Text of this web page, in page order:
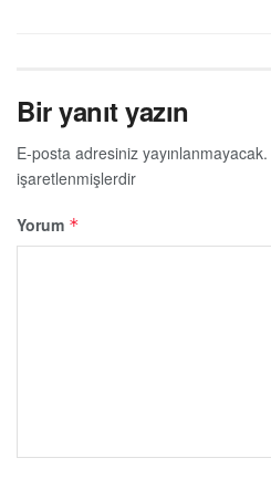
Bir yanıt yazın
E-posta adresiniz yayınlanmayacak.
işaretlenmişlerdir
Yorum *